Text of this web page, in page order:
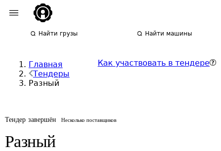
Найти грузы Найти машины
Главная
Тендеры
Разный
Как участвовать в тендере
Тендер завершён Несколько поставщиков
Разный